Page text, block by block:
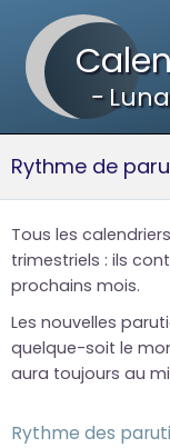
-
Rythme de
Tous les
trimestriels : ils
prochains mois.
Les nouvelles
quelque-soit le
aura toujours au
Rythme des